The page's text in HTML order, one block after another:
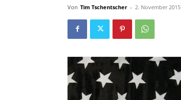
Von Tim Tschentscher - 2. November 2015